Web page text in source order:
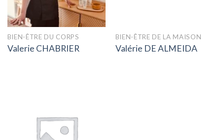
BIEN-ÊTRE DU CORPS
Valerie CHABRIER
BIEN-ÊTRE DE LA MAISON
Valérie DE ALMEIDA